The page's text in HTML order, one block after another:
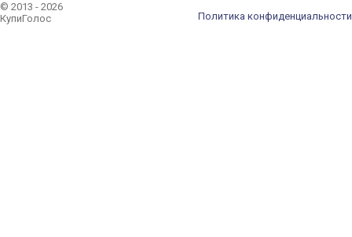
© 2013 - 2026
КупиГолос
Политика конфиденциальности